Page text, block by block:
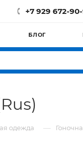
+7 929 672-
БЛОГ
одежда —